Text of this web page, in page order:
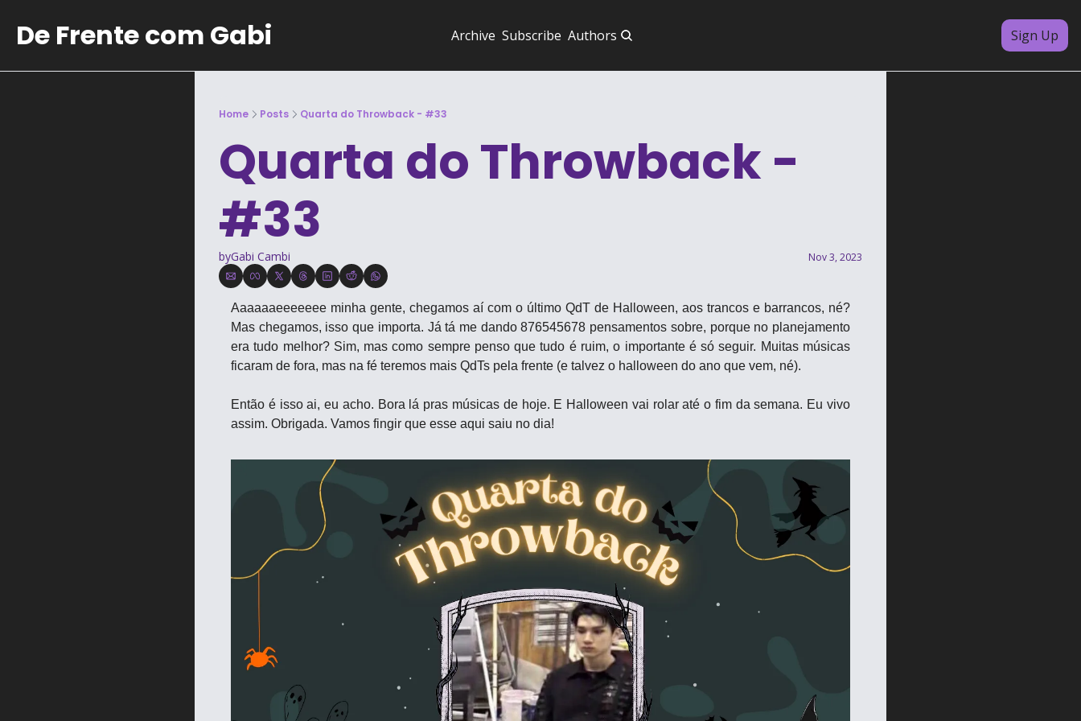
De Frente com Gabi Archive Subscribe Authors Sign Up
Home Posts Quarta do Throwback - #33
Quarta do Throwback -
#33
byGabi Cambi Nov 3, 2023
Aaaaaaeeeeeee minha gente, chegamos aí com o último QdT de Halloween, aos trancos e barrancos, né?
Mas chegamos, isso que importa. Já tá me dando 876545678 pensamentos sobre, porque no planejamento
era tudo melhor? Sim, mas como sempre penso que tudo é ruim, o importante é só seguir. Muitas músicas
ficaram de fora, mas na fé teremos mais QdTs pela frente (e talvez o halloween do ano que vem, né).
Então é isso ai, eu acho. Bora lá pras músicas de hoje. E Halloween vai rolar até o fim da semana. Eu vivo
assim. Obrigada. Vamos fingir que esse aqui saiu no dia!